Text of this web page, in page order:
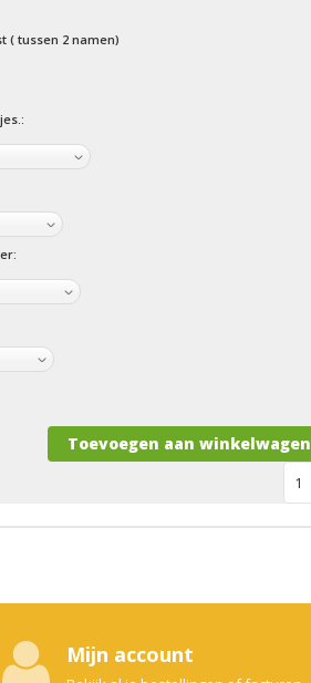
( tussen 2 namen)
Toevoegen aan winkelwagen
Mijn account